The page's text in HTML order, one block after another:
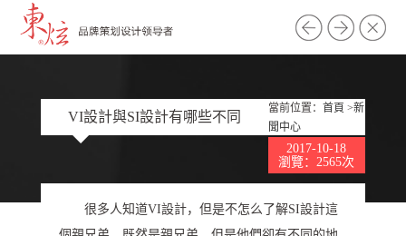
VI設計與SI設計有哪些不同
當前位置： 首頁 >新
聞中心
2017-10-18
瀏覽：2565次
很多人知道VI設計，但是不怎么了解SI設計這